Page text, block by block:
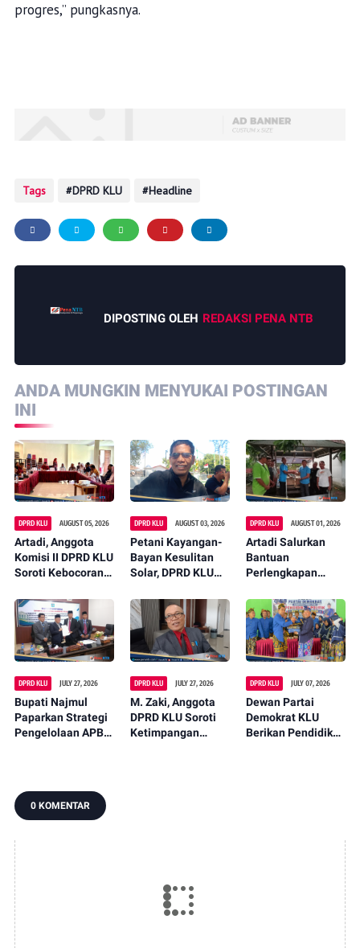
progres,” pungkasnya.
Tags DPRD KLU Headline
DIPOSTING OLEH REDAKSI PENA NTB
ANDA MUNGKIN MENYUKAI POSTINGAN
INI
DPRD KLU AUGUST 05, 2026
Artadi, Anggota
Komisi II DPRD KLU
Soroti Kebocoran
Digitalisasi dan
Libatkan Kepala
Dusun
DPRD KLU AUGUST 03, 2026
Petani Kayangan-
Bayan Kesulitan
Solar, DPRD KLU
Ambil Langkah
Konkret
DPRD KLU AUGUST 01, 2026
Artadi Salurkan
Bantuan
Perlengkapan
Jambianom,
Dorong
Peningkatan
Produktivitas
Warga
DPRD KLU JULY 27, 2026
Bupati Najmul
Paparkan Strategi
Pengelolaan APBD
an
DPRD KLU JULY 27, 2026
M. Zaki, Anggota
DPRD KLU Soroti
Ketimpangan
DPRD KLU JULY 07, 2026
Dewan Partai
Demokrat KLU
Berikan Pendidikan
0 KOMENTAR